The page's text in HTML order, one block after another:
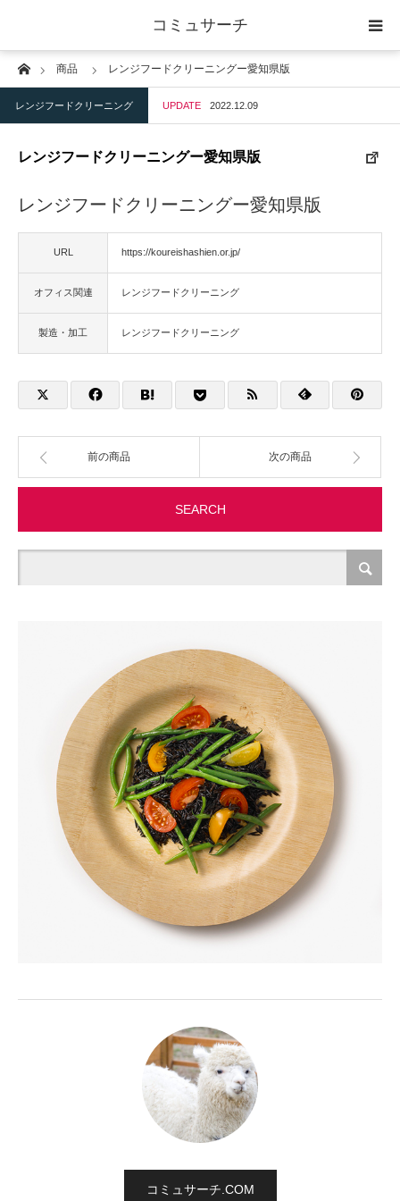
コミュサーチ
Home商品 レンジフードクリーニングー愛知県版
レンジフードクリーニング UPDATE 2022.12.09
レンジフードクリーニングー愛知県版
レンジフードクリーニングー愛知県版
URL https://koureishashien.or.jp/
オフィス関連 レンジフードクリーニング
製造・加工 レンジフードクリーニング
前の商品 次の商品
SEARCH
コミュサーチ.COM
ホーム
士業
店舗・建築
物流・運送
事務